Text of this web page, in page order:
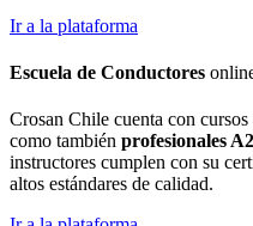
Ir a la plataforma
Escuela de Conductores
Crosan Chile cuenta con
como también profesionales
instructores cumplen con su
altos estándares de calidad.